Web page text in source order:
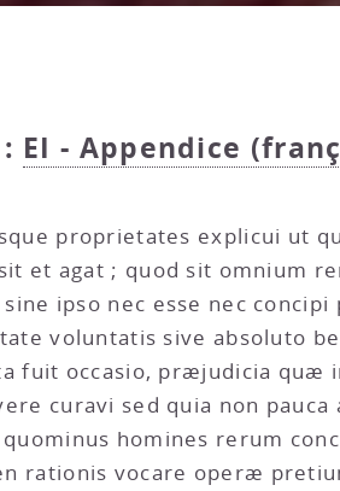
EI - Appendice
proprietates explicui ut
et agat ; quod sit omnium
ipso nec esse nec
voluntatis sive absoluto
fuit occasio, præjudicia
curavi sed quia non
homines rerum
rationis vocare operæ